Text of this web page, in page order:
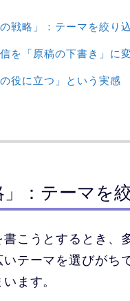
の戦略」：テーマを絞り
を「原稿の下書き」に
の役に立つ」という実感
」：テーマを
こうとするとき、
テーマを選びがち
ます。